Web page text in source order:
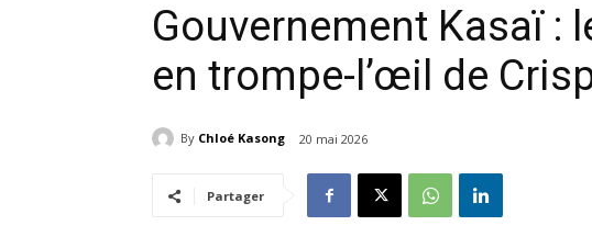
Gouvernement Kasaï :
en trompe-l’œil de
By Chloé Kasong 20 mai 2026
Partager